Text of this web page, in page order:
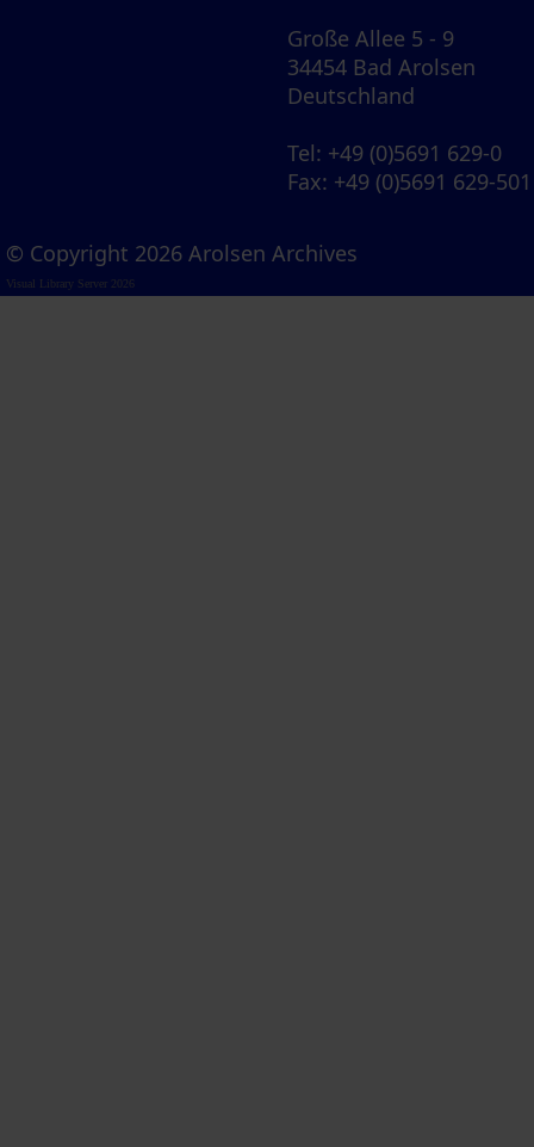
Große Allee 5 - 9
34454 Bad Arolsen
Deutschland
Tel: +49 (0)5691 629-0
Fax: +49 (0)5691 629-501
© Copyright 2026 Arolsen Archives
Visual Library Server 2026